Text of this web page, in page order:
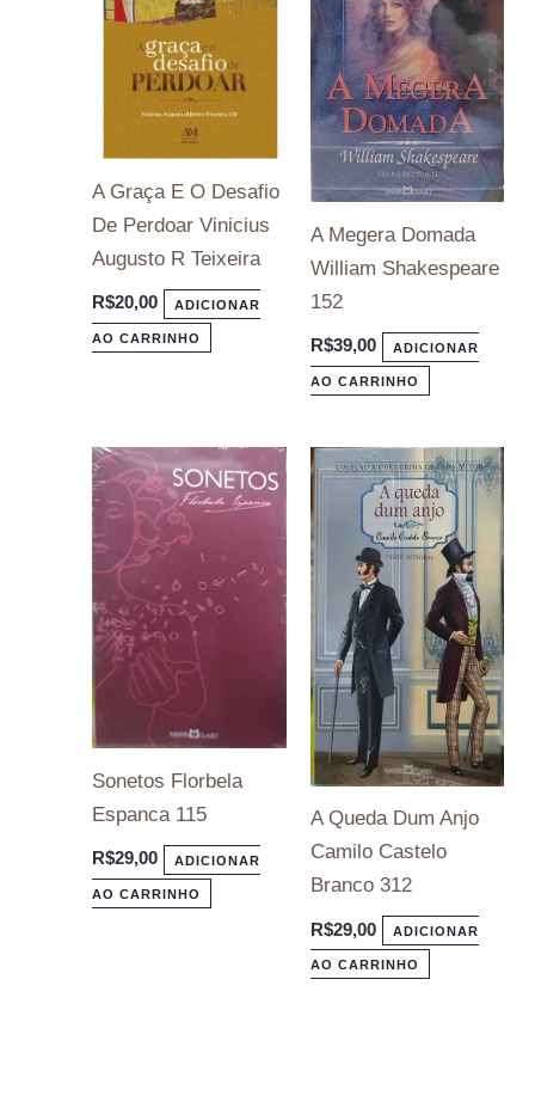
A Graça E O Desafio
De Perdoar Vinicius
Augusto R Teixeira
R$20,00 ADICIONAR
AO CARRINHO
A Megera Domada
William Shakespeare
152
R$39,00 ADICIONAR
AO CARRINHO
Sonetos Florbela
Espanca 115
R$29,00 ADICIONAR
AO CARRINHO
A Queda Dum Anjo
Camilo Castelo
Branco 312
R$29,00 ADICIONAR
AO CARRINHO